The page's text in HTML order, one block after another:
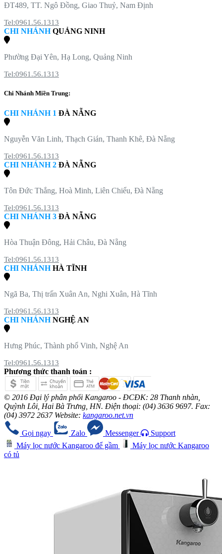
ĐT489, TT. Ngô Đồng, Giao Thuỷ, Nam Định
Tel:0961.56.1313
CHI NHÁNHQUẢNG NINH
Phường Đại Yên, Hạ Long, Quảng Ninh
Tel:0961.56.1313
Chi Nhánh Miền Trung:
CHI NHÁNH 1 ĐÀ NẴNG
Nguyễn Văn Linh, Thạch Gián, Thanh Khê, Đà Nẵng
Tel:0961.56.1313
CHI NHÁNH 2 ĐÀ NẴNG
Tôn Đức Thắng, Hoà Minh, Liên Chiểu, Đà Nẵng
Tel:0961.56.1313
CHI NHÁNH 3 ĐÀ NẴNG
Hòa Thuận Đông, Hải Châu, Đà Nẵng
Tel:0961.56.1313
CHI NHÁNHHÀ TĨNH
Ngã Ba, Thị trấn Xuân An, Nghi Xuân, Hà Tĩnh
Tel:0961.56.1313
CHI NHÁNHNGHỆ AN
Hưng Phúc, Thành phố Vinh, Nghệ An
Tel:0961.56.1313
Phương thức thanh toán :
© 2016 Đại lý phân phối Kangaroo - ĐCĐK: 28 Thanh nhàn,
Quỳnh Lôi, Hai Bà Trưng, HN. Điện thoại: (04) 3636 9697. Fax:
(04) 3972 2637 Website: kangaroo.net.vn
Gọi ngay Zalo Messenger
Support
Máy lọc nước Kangaroo để gầm
Máy lọc nước Kangaroo
có tủ